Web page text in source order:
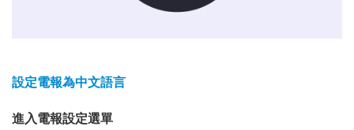
設定電報為中文語言
進入電報設定選單